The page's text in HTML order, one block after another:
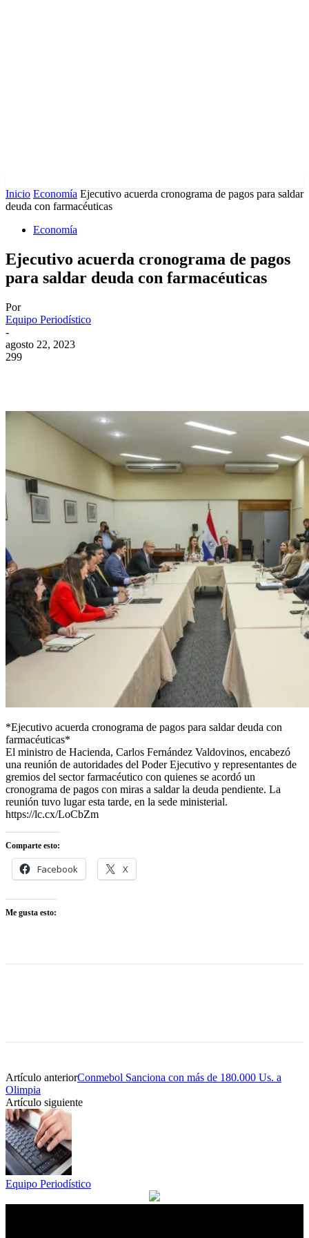
Inicio Economía Ejecutivo acuerda cronograma de pagos para saldar
deuda con farmacéuticas
Economía
Ejecutivo acuerda cronograma de pagos
para saldar deuda con farmacéuticas
Por
Equipo Periodístico
-
agosto 22, 2023
299
*Ejecutivo acuerda cronograma de pagos para saldar deuda con
farmacéuticas*
El ministro de Hacienda, Carlos Fernández Valdovinos, encabezó
una reunión de autoridades del Poder Ejecutivo y representantes de
gremios del sector farmacéutico con quienes se acordó un
cronograma de pagos con miras a saldar la deuda pendiente. La
reunión tuvo lugar esta tarde, en la sede ministerial.
https://lc.cx/LoCbZm
Comparte esto:
Facebook X
Me gusta esto:
Artículo anteriorConmebol Sanciona con más de 180.000 Us. a
Olimpia
Artículo siguiente
Equipo Periodístico